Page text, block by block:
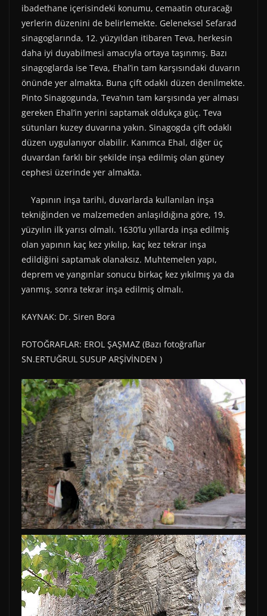
ibadethane içerisindeki konumu, cemaatin oturacağı
yerlerin düzenini de belirlemekte. Geleneksel Sefarad
sinagoglarında, 12. yüzyıldan itibaren Teva, herkesin
daha iyi duyabilmesi amacıyla ortaya taşınmış. Bazı
sinagoglarda ise Teva, Ehal’in tam karşısındaki duvarın
önünde yer almakta. Buna çift odaklı düzen denilmekte.
Pinto Sinagogunda, Teva’nın tam karşısında yer alması
gereken Ehal’in yerini saptamak oldukça güç. Teva
sütunları kuzey duvarına yakın. Sinagogda çift odaklı
düzen uygulanıyor olabilir. Kanımca Ehal, diğer üç
duvardan farklı bir şekilde inşa edilmiş olan güney
cephesi üzerinde yer almakta.
Yapının inşa tarihi, duvarlarda kullanılan inşa
tekniğinden ve malzemeden anlaşıldığına göre, 19.
yüzyılın ilk yarısı olmalı. 1630’lu yıllarda inşa edilmiş
olan yapının kaç kez yıkılıp, kaç kez tekrar inşa
edildiğini saptamak olanaksız. Muhtemelen yapı,
deprem ve yangınlar sonucu birkaç kez yıkılmış ya da
yanmış, sonra tekrar inşa edilmiş olmalı.
KAYNAK: Dr. Siren Bora
FOTOĞRAFLAR: EROL ŞAŞMAZ (Bazı fotoğraflar
SN.ERTUĞRUL SUSUP ARŞİVİNDEN )